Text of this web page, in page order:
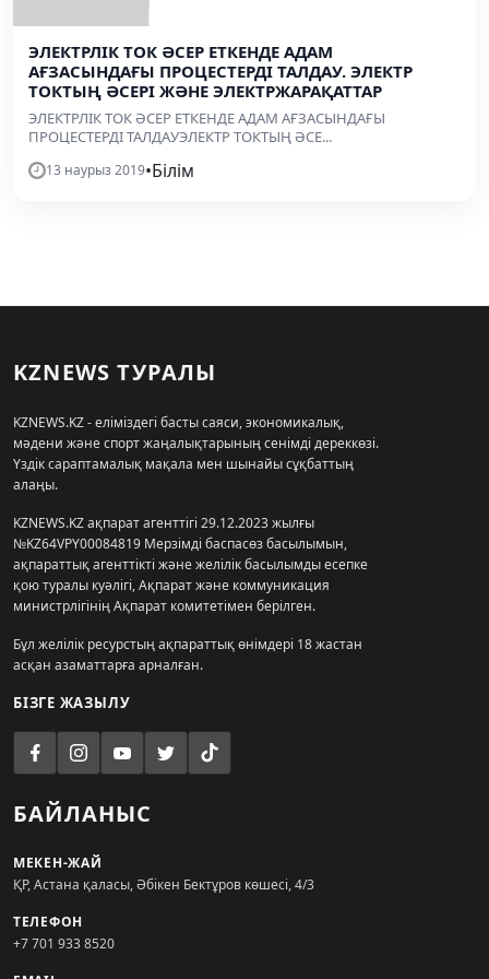
ЭЛЕКТРЛІК ТОК ӘСЕР ЕТКЕНДЕ АДАМ
АҒЗАСЫНДАҒЫ ПРОЦЕСТЕРДІ ТАЛДАУ. ЭЛЕКТР
ТОКТЫҢ ӘСЕРІ ЖӘНЕ ЭЛЕКТРЖАРАҚАТТАР
ЭЛЕКТРЛІК ТОК ӘСЕР ЕТКЕНДЕ АДАМ АҒЗАСЫНДАҒЫ
ПРОЦЕСТЕРДІ ТАЛДАУЭЛЕКТР ТОКТЫҢ ӘСЕ...
13 наурыз 2019•Білім
KZNEWS ТУРАЛЫ
KZNEWS.KZ - еліміздегі басты саяси, экономикалық,
мәдени және спорт жаңалықтарының сенімді дереккөзі.
Үздік сараптамалық мақала мен шынайы сұқбаттың
алаңы.
KZNEWS.KZ ақпарат агенттігі 29.12.2023 жылғы
№KZ64VPY00084819 Мерзімді баспасөз басылымын,
ақпараттық агенттікті және желілік басылымды есепке
қою туралы куәлігі, Ақпарат және коммуникация
министрлігінің Ақпарат комитетімен берілген.
Бұл желілік ресурстың ақпараттық өнімдері 18 жастан
асқан азаматтарға арналған.
БІЗГЕ ЖАЗЫЛУ
БАЙЛАНЫС
МЕКЕН-ЖАЙ
ҚР, Астана қаласы, Әбікен Бектұров көшесі, 4/3
ТЕЛЕФОН
+7 701 933 8520